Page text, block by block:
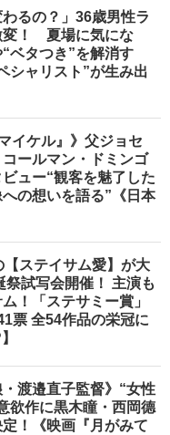
わるの？」36歳男性ラ
変！ 夏場に気にな
ベタつき”を解消す
シャリスト”が生み出
イケル』》父ジョセ
ールマン・ドミンゴ
ュー“観客を魅了した
の想いを語る”《日本
【ステイサム愛】が大
祭試写会開催！ 主演も
！「ステサミー賞」
票 全54作品の栄冠に
・渡邉直子監督》“女性
欲作に黒木瞳・西岡德
！《映画『月がみて